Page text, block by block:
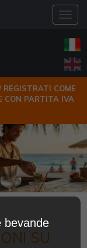
REGISTRATI COME
CON PARTITA IVA
SU
bevande